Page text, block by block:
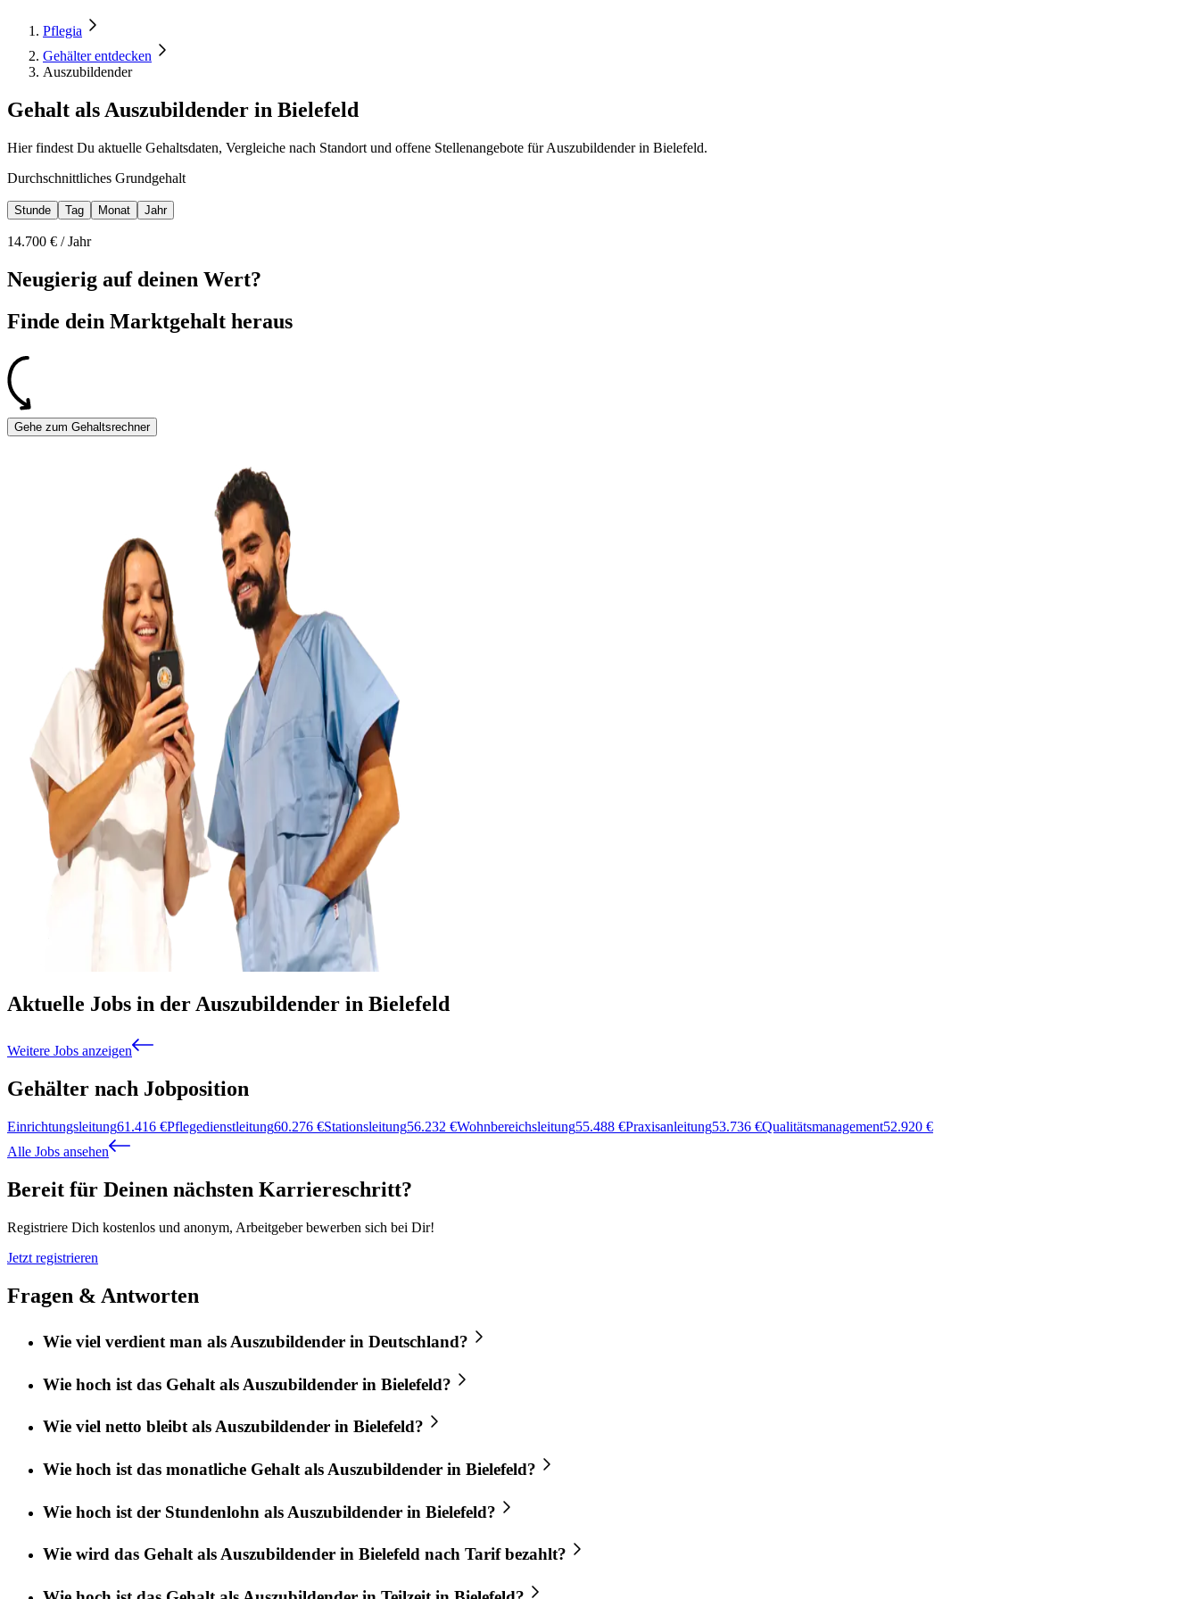
Pflegia
Gehälter entdecken
Auszubildender
Gehalt als Auszubildender in Bielefeld
Hier findest Du aktuelle Gehaltsdaten, Vergleiche nach Standort und offene Stellenangebote für Auszubildender in Bielefeld.
Durchschnittliches Grundgehalt
Stunde Tag Monat Jahr
14.700 € /Jahr
Neugierig auf deinen Wert?
Finde dein Marktgehalt heraus
Gehe zum Gehaltsrechner
Aktuelle Jobs in der Auszubildender in Bielefeld
Weitere Jobs anzeigen
Gehälter nach Jobposition
Einrichtungsleitung61.416 €Pflegedienstleitung60.276 €Stationsleitung56.232 €Wohnbereichsleitung55.488 €Praxisanleitung53.736 €Qualitätsmanagement52.920 €
Alle Jobs ansehen
Bereit für Deinen nächsten Karriereschritt?
Registriere Dich kostenlos und anonym, Arbeitgeber bewerben sich bei Dir!
Jetzt registrieren
Fragen & Antworten
Wie viel verdient man als Auszubildender in Deutschland?
Wie hoch ist das Gehalt als Auszubildender in Bielefeld?
Wie viel netto bleibt als Auszubildender in Bielefeld?
Wie hoch ist das monatliche Gehalt als Auszubildender in Bielefeld?
Wie hoch ist der Stundenlohn als Auszubildender in Bielefeld?
Wie wird das Gehalt als Auszubildender in Bielefeld nach Tarif bezahlt?